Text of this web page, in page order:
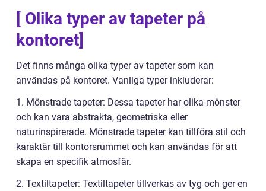
[ Olika typer av tapeter på
kontoret]
Det finns många olika typer av tapeter som kan
användas på kontoret. Vanliga typer inkluderar:
1. Mönstrade tapeter: Dessa tapeter har olika mönster
och kan vara abstrakta, geometriska eller
naturinspirerade. Mönstrade tapeter kan tillföra stil och
karaktär till kontorsrummet och kan användas för att
skapa en specifik atmosfär.
2. Textiltapeter: Textiltapeter tillverkas av tyg och ger en